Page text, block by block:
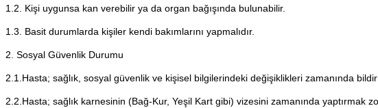
1.2. Kişi uygunsa kan verebilir ya da organ bağışında bulunabilir.
1.3. Basit durumlarda kişiler kendi bakımlarını yapmalıdır.
2. Sosyal Güvenlik Durumu
2.1.Hasta; sağlık, sosyal güvenlik ve kişisel bilgilerindeki değişiklikleri zamanında
2.2.Hasta; sağlık karnesinin (Bağ-Kur, Yeşil Kart gibi) vizesini zamanında yaptırmak